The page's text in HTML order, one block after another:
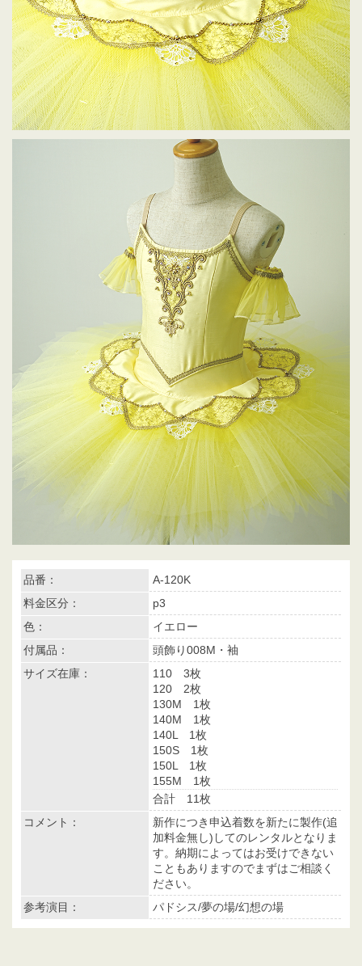
品番：
A-120K
料金区分：
p3
色：
イエロー
付属品：
頭飾り008M・袖
サイズ在庫：
110 3枚
120 2枚
130M 1枚
140M 1枚
140L 1枚
150S 1枚
150L 1枚
155M 1枚
合計 11枚
コメント：
新作につき申込着数を新たに製作(追
加料金無し)してのレンタルとなりま
す。納期によってはお受けできない
こともありますのでまずはご相談く
ださい。
参考演目：
パドシス/夢の場/幻想の場